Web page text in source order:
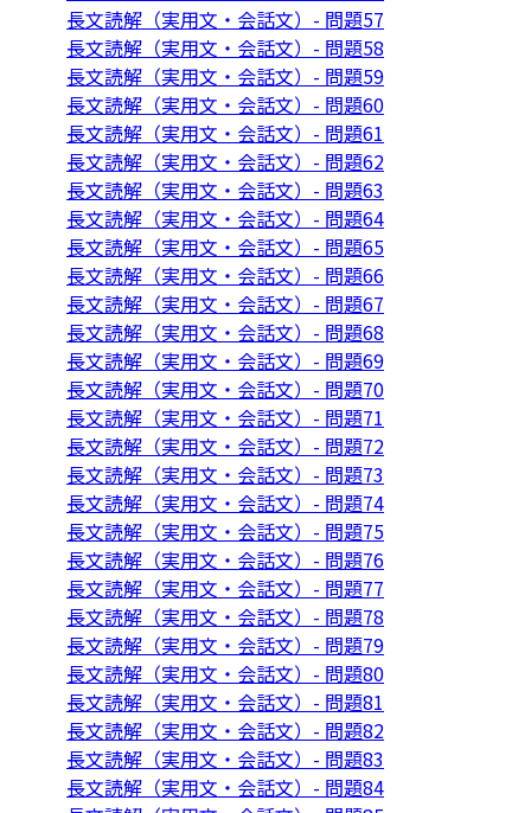
長文読解（実用文・会話文）- 問題57
長文読解（実用文・会話文）- 問題58
長文読解（実用文・会話文）- 問題59
長文読解（実用文・会話文）- 問題60
長文読解（実用文・会話文）- 問題61
長文読解（実用文・会話文）- 問題62
長文読解（実用文・会話文）- 問題63
長文読解（実用文・会話文）- 問題64
長文読解（実用文・会話文）- 問題65
長文読解（実用文・会話文）- 問題66
長文読解（実用文・会話文）- 問題67
長文読解（実用文・会話文）- 問題68
長文読解（実用文・会話文）- 問題69
長文読解（実用文・会話文）- 問題70
長文読解（実用文・会話文）- 問題71
長文読解（実用文・会話文）- 問題72
長文読解（実用文・会話文）- 問題73
長文読解（実用文・会話文）- 問題74
長文読解（実用文・会話文）- 問題75
長文読解（実用文・会話文）- 問題76
長文読解（実用文・会話文）- 問題77
長文読解（実用文・会話文）- 問題78
長文読解（実用文・会話文）- 問題79
長文読解（実用文・会話文）- 問題80
長文読解（実用文・会話文）- 問題81
長文読解（実用文・会話文）- 問題82
長文読解（実用文・会話文）- 問題83
長文読解（実用文・会話文）- 問題84